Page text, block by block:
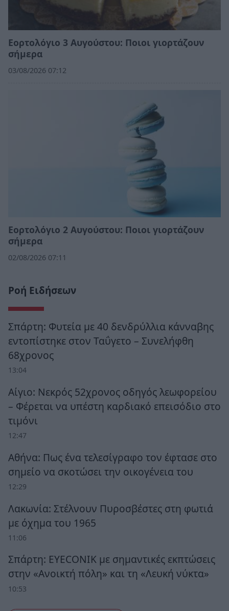
Εορτολόγιο 3 Αυγούστου: Ποιοι γιορτάζουν
σήμερα
03/08/2026 07:12
Εορτολόγιο 2 Αυγούστου: Ποιοι γιορτάζουν
σήμερα
02/08/2026 07:11
Ροή Ειδήσεων
Σπάρτη: Φυτεία με 40 δενδρύλλια κάνναβης
εντοπίστηκε στον Ταΰγετο – Συνελήφθη
68χρονος
13:04
Αίγιο: Νεκρός 52χρονος οδηγός λεωφορείου
– Φέρεται να υπέστη καρδιακό επεισόδιο στο
τιμόνι
12:47
Αθήνα: Πως ένα τελεσίγραφο τον έφτασε στο
σημείο να σκοτώσει την οικογένεια του
12:29
Λακωνία: Στέλνουν Πυροσβέστες στη φωτιά
με όχημα του 1965
11:06
Σπάρτη: EYECONIK με σημαντικές εκπτώσεις
στην «Ανοικτή πόλη» και τη «Λευκή νύκτα»
10:53